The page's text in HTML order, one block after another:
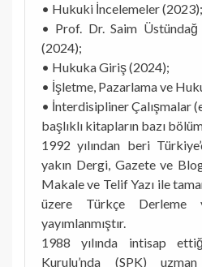
• Hukuki İncelemeler (2023);
• Prof. Dr. Saim Üstündağ
(2024);
• Hukuka Giriş (2024);
• İşletme, Pazarlama ve
• İnterdisipliner Çalışmalar
başlıklı kitapların bazı
1992 yılından beri
yakın Dergi, Gazete ve
Makale ve Telif Yazı ile
üzere Türkçe Derleme
yayımlanmıştır.
1988 yılında intisap
Kurulu’nda (SPK) uzman